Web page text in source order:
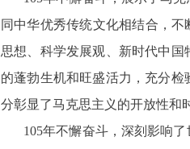
同中华优秀传统文化相结合，
思想、科学发展观、新时代中
的蓬勃生机和旺盛活力，充分
分彰显了马克思主义的开放性和
105年不懈奋斗，深刻影响